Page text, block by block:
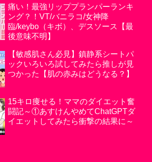
痛い！最強リッププランパーランキ
ング？！VT/バニラコ/女神降
臨/keybo（キボ）、デスソース【最
後意味不明】
【敏感肌さん必見】鎮静系シートパ
ックいろいろ試してみたら推しが見
つかった【肌の赤みはどうなる？】
15キロ痩せる！ママのダイエット奮
闘記～①あすけんやめてChatGPTダ
イエットしてみたら衝撃の結果に～